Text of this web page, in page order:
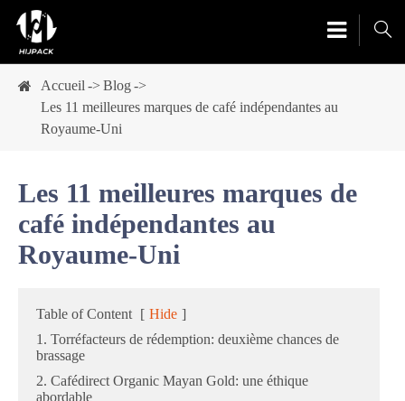

Accueil
Blog
Les 11 meilleures marques de café indépendantes au
Royaume-Uni
Les 11 meilleures marques de
café indépendantes au
Royaume-Uni
Table of Content [ Hide ]
1. Torréfacteurs de rédemption: deuxième chances de
brassage
2. Cafédirect Organic Mayan Gold: une éthique
abordable